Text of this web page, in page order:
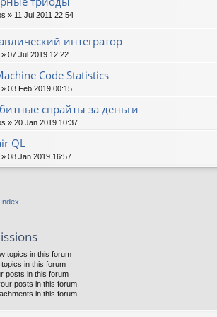
» 11 Jul 2011 22:54
интегратор
» 07 Jul 2019 12:22
Code Statistics
» 03 Feb 2019 00:15
спрайты за деньги
» 20 Jan 2019 10:37
QL
» 08 Jan 2019 16:57
topics in this forum
in this forum
posts in this forum
posts in this forum
in this forum